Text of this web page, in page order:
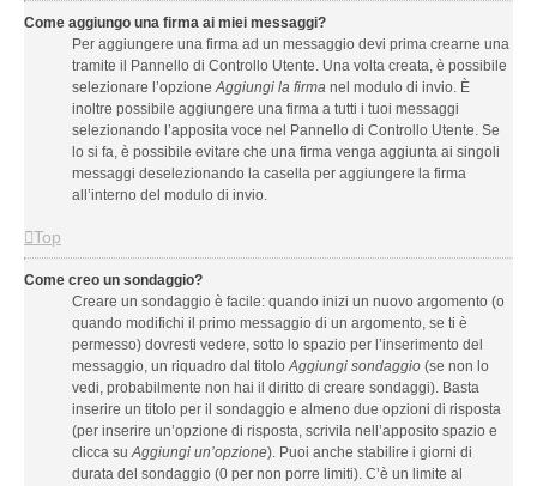
Come aggiungo una firma ai miei messaggi?
Per aggiungere una firma ad un messaggio devi prima crearne una
tramite il Pannello di Controllo Utente. Una volta creata, è possibile
selezionare l’opzioneAggiungi la firma nel modulo di invio. È
inoltre possibile aggiungere una firma a tutti i tuoi messaggi
selezionando l’apposita voce nel Pannello di Controllo Utente. Se
lo si fa, è possibile evitare che una firma venga aggiunta ai singoli
messaggi deselezionando la casella per aggiungere la firma
all’interno del modulo di invio.
Top
Come creo un sondaggio?
Creare un sondaggio è facile: quando inizi un nuovo argomento (o
quando modifichi il primo messaggio di un argomento, se ti è
permesso) dovresti vedere, sotto lo spazio per l’inserimento del
messaggio, un riquadro dal titoloAggiungi sondaggio (se non lo
vedi, probabilmente non hai il diritto di creare sondaggi). Basta
inserire un titolo per il sondaggio e almeno due opzioni di risposta
(per inserire un’opzione di risposta, scrivila nell’apposito spazio e
clicca suAggiungi un’opzione). Puoi anche stabilire i giorni di
durata del sondaggio (0 per non porre limiti). C’è un limite al